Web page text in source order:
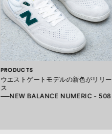
PRODUCTS
ウエストゲートモデルの新色がリリー
ス
──NEW BALANCE NUMERIC - 508